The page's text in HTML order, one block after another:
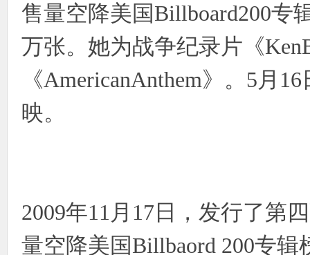
售量空降美国Billboard200专
万张。她为战争纪录片《
《AmericanAnthem》。5月
映。
2009年11月17日，发行了第
量空降美国Billbaord 200专